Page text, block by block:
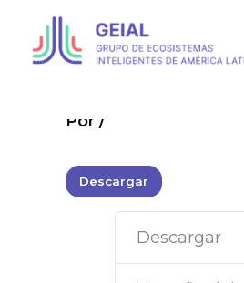
contenido
Por /
Descargar
Descargar